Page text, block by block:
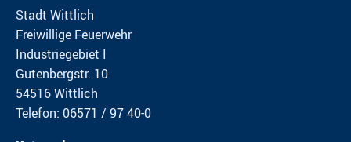
Stadt Wittlich
Freiwillige Feuerwehr
Industriegebiet I
Gutenbergstr. 10
54516 Wittlich
Telefon: 06571 / 97 40-0